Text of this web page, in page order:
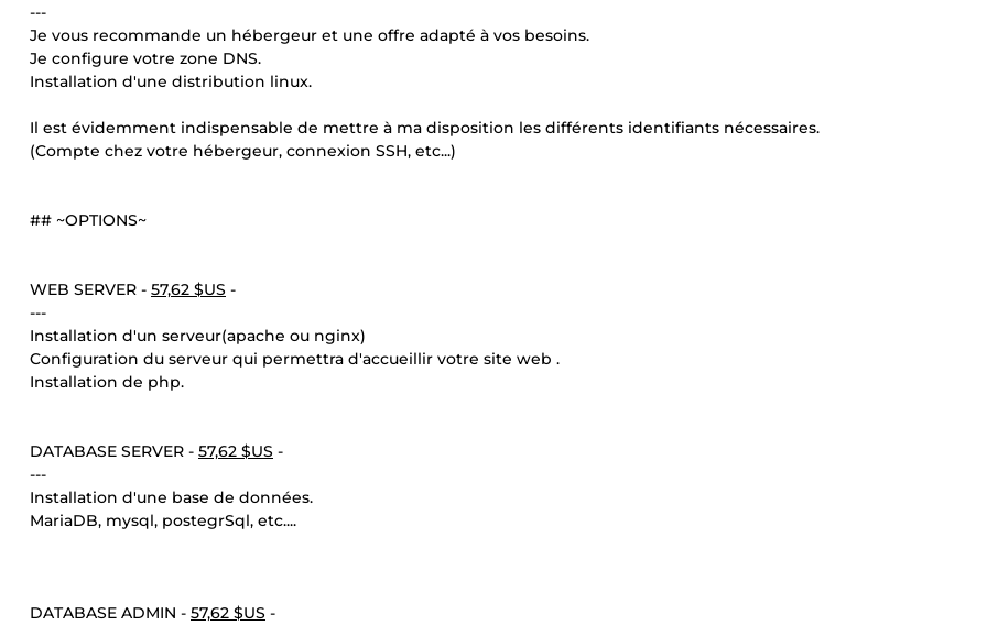
---
Je vous recommande un hébergeur et une offre adapté à vos besoins.
Je configure votre zone DNS.
Installation d'une distribution linux.
Il est évidemment indispensable de mettre à ma disposition les différents identifiants nécessaires.
(Compte chez votre hébergeur, connexion SSH, etc...)
## ~OPTIONS~
WEB SERVER - 57,62 $US -
---
Installation d'un serveur(apache ou nginx)
Configuration du serveur qui permettra d'accueillir votre site web .
Installation de php.
DATABASE SERVER - 57,62 $US -
---
Installation d'une base de données.
MariaDB, mysql, postegrSql, etc....
DATABASE ADMIN - 57,62 $US -